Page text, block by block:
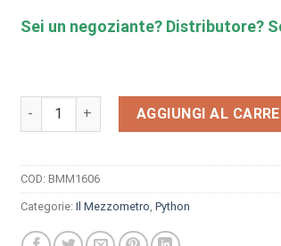
Sei un negoziante? Distributore?
Bracciale Il Mezzometro orange python
AGGIUNGI AL
COD: BMM1606
Categorie: Il Mezzometro Python